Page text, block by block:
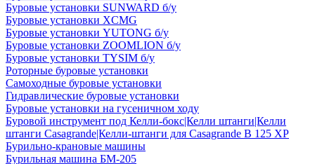
Буровые установки SUNWARD б/у
Буровые установки XCMG
Буровые установки YUTONG б/у
Буровые установки ZOOMLION б/у
Буровые установки TYSIM б/у
Роторные буровые установки
Самоходные буровые установки
Гидравлические буровые установки
Буровые установки на гусеничном ходу
Буровой инструмент под Келли-бокс|Келли штанги|Келли
штанги Casagrande|Келли-штанги для Casagrande B 125 XP
Бурильно-крановые машины
Бурильная машина БМ-205